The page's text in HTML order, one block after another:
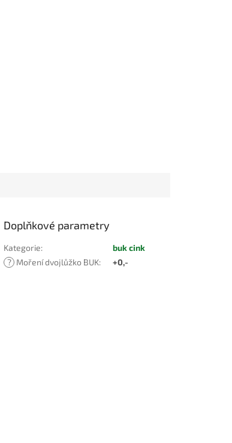
Doplňkové parametry
Kategorie:
buk cink
? Moření dvojlůžko BUK: +0,-